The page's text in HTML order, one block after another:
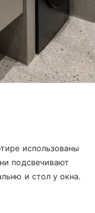
использованы
подсвечивают
и стол у окна.